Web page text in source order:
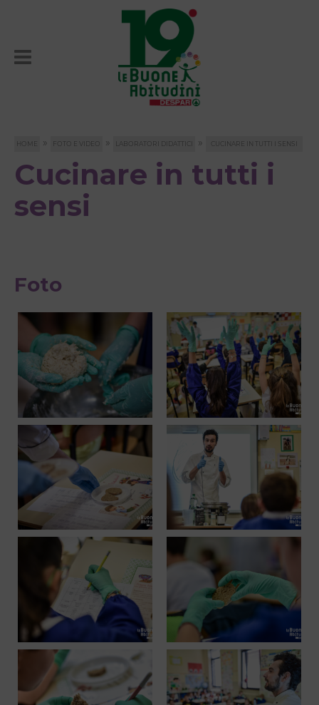
HOME » » LABORATORI DIDATTICI » CUCINARE IN TUTTI I SENSI
Cucinare in tutti i
sensi
Foto